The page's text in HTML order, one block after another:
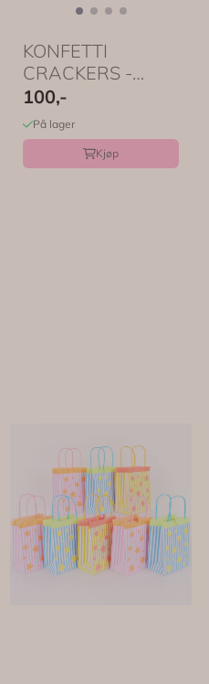
KONFETTI
CRACKERS -
Pastell - 6 pk -
PartyDeco
100,-
På lager
Kjøp